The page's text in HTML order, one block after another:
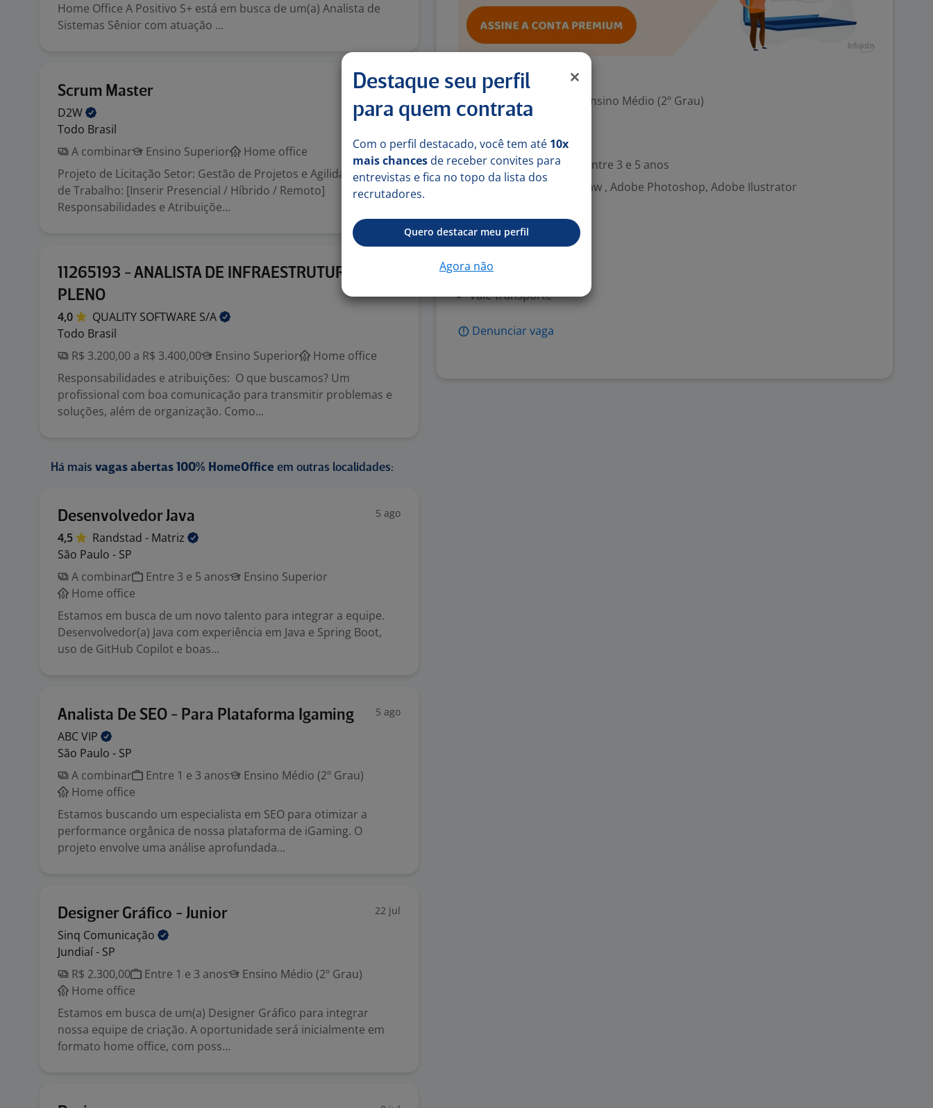
Home Office A Positivo S+ está em busca de um(a) Analista de
Sistemas Sênior com atuação ...
Scrum Master 25 mai
D2W
Todo Brasil
A combinar
Ensino Superior
Home office
Projeto de Licitação Setor: Gestão de Projetos e Agilidade Modelo
de Trabalho: [Inserir Presencial / Híbrido / Remoto]
Responsabilidades e Atribuiçõe...
11265193 - ANALISTA DE INFRAESTRUTURA
PLENO
4,0 QUALITY SOFTWARE S/A
Todo Brasil
R$ 3.200,00 a R$ 3.400,00
Ensino Superior
Home office
Responsabilidades e atribuições: O que buscamos? Um
profissional com boa comunicação para transmitir problemas e
soluções, além de organização. Como...
Há mais vagas abertas 100% HomeOffice em outras localidades:
Desenvolvedor Java 5 ago
4,5 Randstad - Matriz
São Paulo - SP
A combinar
Entre 3 e 5 anos
Ensino Superior
Home office
Estamos em busca de um novo talento para integrar a equipe.
Desenvolvedor(a) Java com experiência em Java e Spring Boot,
uso de GitHub Copilot e boas...
Analista De SEO - Para Plataforma Igaming 5 ago
ABCVIP
São Paulo - SP
A combinar
Entre 1 e 3 anos
Ensino Médio (2º Grau)
Home office
Estamos buscando um especialista em SEO para otimizar a
performance orgânica de nossa plataforma de iGaming. O
projeto envolve uma análise aprofundada...
Designer Gráfico - Junior 22 jul
Sinq Comunicação
Jundiaí - SP
R$ 2.300,00
Entre 1 e 3 anos
Ensino Médio (2º Grau)
Home office
Estamos em busca de um(a) Designer Gráfico para integrar
nossa equipe de criação. A oportunidade será inicialmente em
formato home office, com poss...
Exigências
Escolaridade Mínima: Ensino Médio (2º Grau)
Valorizado
Experiência desejada: Entre 3 e 5 anos
Gráficos/Web: CorelDraw , Adobe Photoshop, Adobe Ilustrator
Bônus por resultado
Comissões
Vale-transporte
Denunciar vaga
Destaque seu perfil
para quem contrata
Com o perfil destacado, você tem até 10x
mais chances de receber convites para
entrevistas e fica no topo da lista dos
recrutadores.
Quero destacar meu perfil
Agora não